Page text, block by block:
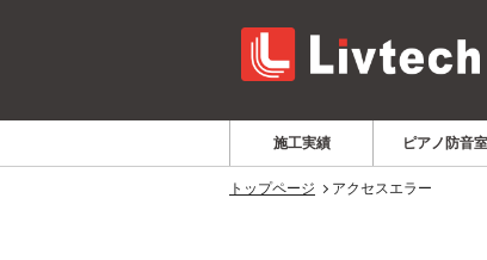
施工実績 ピアノ防音室
トップページ アクセスエラー